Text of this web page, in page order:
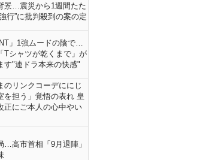
景…震災から1週間たた
行”に批判殺到の案の定
」1強ムードの陰で…
Tシャツが乾くまで」が
す"連ドラ本来の快感"
のリンクコーデににじ
を担う」覚悟の表れ 皇
正にご本人の心中やい
…高市首相「9月退陣」